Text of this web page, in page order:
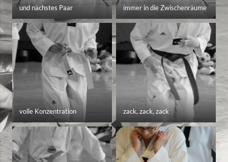
und nächstes Paar immer in die Zwischenräume
volle Konzentration zack, zack, zack